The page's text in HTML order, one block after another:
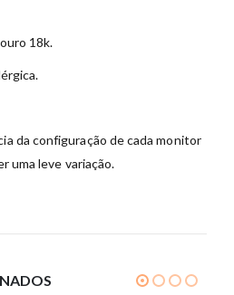
18k.
da configuração de cada monitor
uma leve variação.